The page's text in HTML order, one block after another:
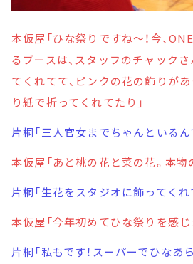
本仮屋「ひな祭りですね～！今、
るブースは、スタッフのチャック
てくれてて、ピンクの花の飾りが
り紙で折ってくれてたり」
片桐「三人官女までちゃんといるん
本仮屋「あと桃の花と菜の花。本物
片桐「生花をスタジオに飾ってくれ
本仮屋「今年初めてひな祭りを感じ
片桐「私もです！スーパーでひなあ